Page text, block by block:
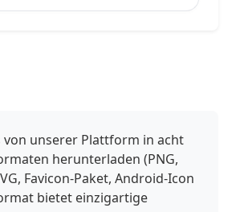
von unserer Plattform in acht
herunterladen (PNG,
Favicon-Paket, Android-Icon
bietet einzigartige